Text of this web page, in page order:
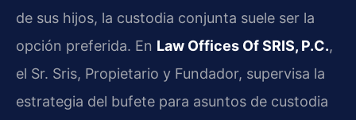
de sus hijos, la custodia conjunta suele ser la
opción preferida. En Law Offices Of SRIS, P.C.,
el Sr. Sris, Propietario y Fundador, supervisa la
estrategia del bufete para asuntos de custodia